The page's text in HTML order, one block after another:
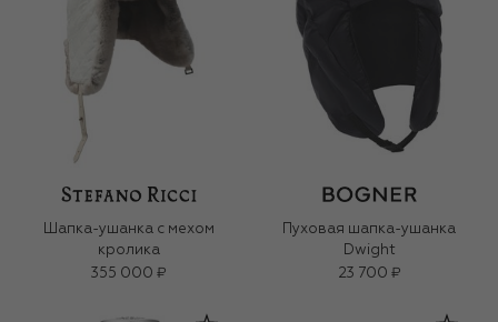
Шапка-ушанка с мехом
кролика
355 000 ₽
Пуховая шапка-ушанка
Dwight
23 700 ₽